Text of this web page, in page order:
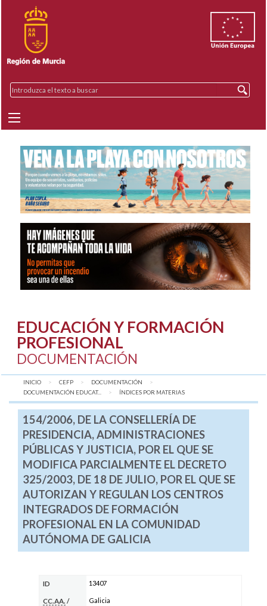
EDUCACIÓN Y FORMACIÓN
PROFESIONAL
DOCUMENTACIÓN
INICIO CEFP
DOCUMENTACIÓN
DOCUMENTACIÓN EDUCAT...
AQUÍ:
ÍNDICES POR MATERIAS
154/2006, DE LA CONSELLERÍA DE
PRESIDENCIA, ADMINISTRACIONES
PÚBLICAS Y JUSTICIA, POR EL QUE SE
MODIFICA PARCIALMENTE EL DECRETO
325/2003, DE 18 DE JULIO, POR EL QUE SE
AUTORIZAN Y REGULAN LOS CENTROS
INTEGRADOS DE FORMACIÓN
PROFESIONAL EN LA COMUNIDAD
AUTÓNOMA DE GALICIA
ID 13407
CC.AA. /
Galicia